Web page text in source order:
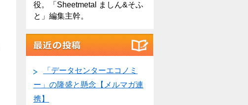
役。「Sheetmetal ましん&そふ
と」編集主幹。
「データセンターエコノミ
ー」の隆盛と懸念【メルマガ連
携】